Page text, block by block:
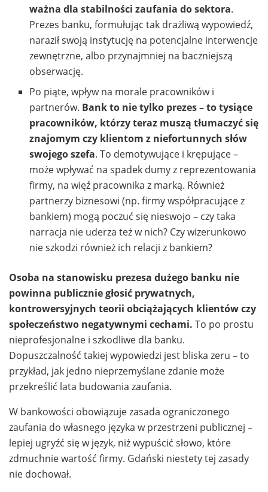
ważna dla stabilności zaufania do sektora.
Prezes banku, formułując tak drażliwą wypowiedź,
naraził swoją instytucję na potencjalne interwencje
zewnętrzne, albo przynajmniej na baczniejszą
obserwację.
Po piąte, wpływ na morale pracowników i
partnerów. Bank to nie tylko prezes – to tysiące
pracowników, którzy teraz muszą tłumaczyć się
znajomym czy klientom z niefortunnych słów
swojego szefa. To demotywujące i krępujące –
może wpływać na spadek dumy z reprezentowania
firmy, na więź pracownika z marką. Również
partnerzy biznesowi (np. firmy współpracujące z
bankiem) mogą poczuć się nieswojo – czy taka
narracja nie uderza też w nich? Czy wizerunkowo
nie szkodzi również ich relacji z bankiem?
Osoba na stanowisku prezesa dużego banku nie
powinna publicznie głosić prywatnych,
kontrowersyjnych teorii obciążających klientów czy
społeczeństwo negatywnymi cechami. To po prostu
nieprofesjonalne i szkodliwe dla banku.
Dopuszczalność takiej wypowiedzi jest bliska zeru – to
przykład, jak jedno nieprzemyślane zdanie może
przekreślić lata budowania zaufania.
W bankowości obowiązuje zasada ograniczonego
zaufania do własnego języka w przestrzeni publicznej –
lepiej ugryźć się w język, niż wypuścić słowo, które
zdmuchnie wartość firmy. Gdański niestety tej zasady
nie dochował.